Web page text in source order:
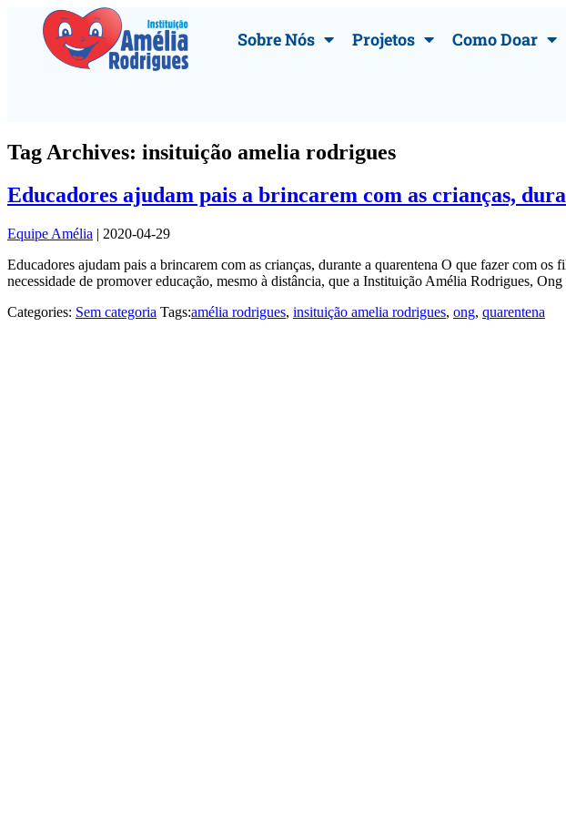
Sobre Nós Projetos Como Doar
Tag Archives: insituição amelia rodrigues
Educadores ajudam pais a brincarem com as crianças,
Equipe Amélia | 2020-04-29
Educadores ajudam pais a brincarem com as crianças, durante a quarentena O que fazer com
necessidade de promover educação, mesmo à distância, que a Instituição Amélia Rodrigues,
Categories: Sem categoria Tags:amélia rodrigues, insituição amelia rodrigues, ong, quarentena